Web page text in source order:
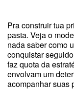
Pra construir tua
pasta. Veja o
nada saber como
conquistar
faz quota da
envolvam um
acompanhar suas